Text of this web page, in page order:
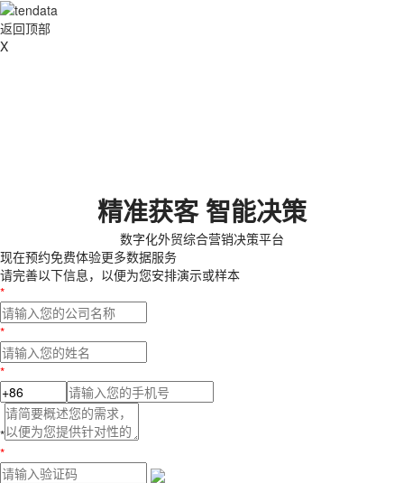
返回顶部
X
精准获客 智能决策
数字化外贸综合营销决策平台
现在预约免费体验更多数据服务
请完善以下信息，以便为您安排演示或样本
*
*
*
*
*